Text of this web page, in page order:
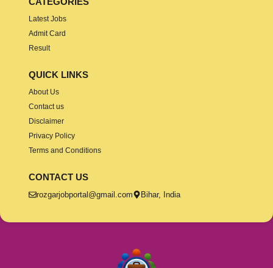
Latest Jobs
Admit Card
Result
QUICK LINKS
About Us
Contact us
Disclaimer
Privacy Policy
Terms and Conditions
CONTACT US
rozgarjobportal@gmail.com Bihar, India